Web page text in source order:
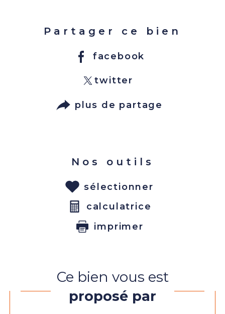
Partager ce bien
facebook
twitter
plus de partage
Nos outils
sélectionner
calculatrice
imprimer
Ce bien vous est
proposé par